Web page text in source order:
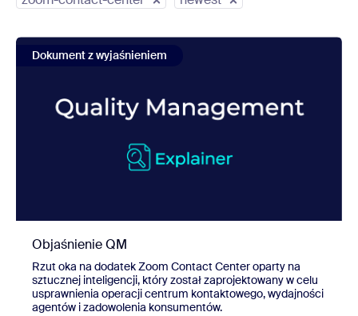
view Objaśnienie QM
Dokument z wyjaśnieniem
Objaśnienie QM
Rzut oka na dodatek Zoom Contact Center oparty na
sztucznej inteligencji, który został zaprojektowany w celu
usprawnienia operacji centrum kontaktowego, wydajności
agentów i zadowolenia konsumentów.